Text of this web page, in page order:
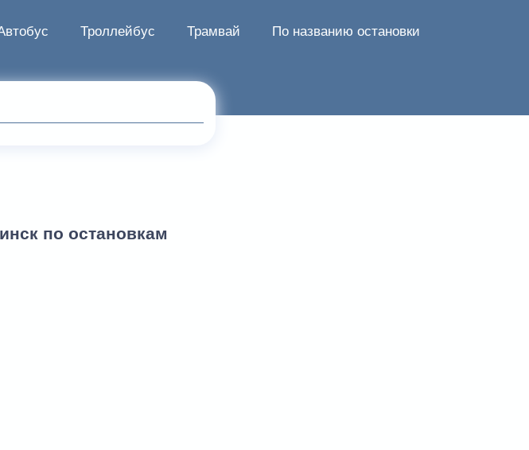
Троллейбус Трамвай По названию остановки
по остановкам